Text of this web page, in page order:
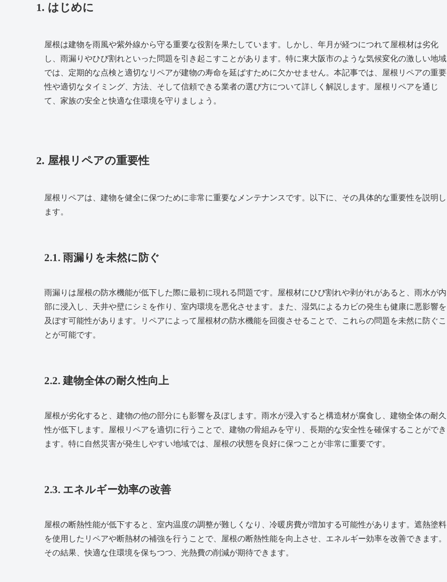
1. はじめに
屋根は建物を雨風や紫外線から守る重要な役割を果たしています。しかし、年月が経つにつれて屋根材は劣化
し、雨漏りやひび割れといった問題を引き起こすことがあります。特に東大阪市のような気候変化の激しい地域
では、定期的な点検と適切なリペアが建物の寿命を延ばすために欠かせません。本記事では、屋根リペアの重要
性や適切なタイミング、方法、そして信頼できる業者の選び方について詳しく解説します。屋根リペアを通じ
て、家族の安全と快適な住環境を守りましょう。
2. 屋根リペアの重要性
屋根リペアは、建物を健全に保つために非常に重要なメンテナンスです。以下に、その具体的な重要性を説明し
ます。
2.1. 雨漏りを未然に防ぐ
雨漏りは屋根の防水機能が低下した際に最初に現れる問題です。屋根材にひび割れや剥がれがあると、雨水が内
部に浸入し、天井や壁にシミを作り、室内環境を悪化させます。また、湿気によるカビの発生も健康に悪影響を
及ぼす可能性があります。リペアによって屋根材の防水機能を回復させることで、これらの問題を未然に防ぐこ
とが可能です。
2.2. 建物全体の耐久性向上
屋根が劣化すると、建物の他の部分にも影響を及ぼします。雨水が浸入すると構造材が腐食し、建物全体の耐久
性が低下します。屋根リペアを適切に行うことで、建物の骨組みを守り、長期的な安全性を確保することができ
ます。特に自然災害が発生しやすい地域では、屋根の状態を良好に保つことが非常に重要です。
2.3. エネルギー効率の改善
屋根の断熱性能が低下すると、室内温度の調整が難しくなり、冷暖房費が増加する可能性があります。遮熱塗料
を使用したリペアや断熱材の補強を行うことで、屋根の断熱性能を向上させ、エネルギー効率を改善できます。
その結果、快適な住環境を保ちつつ、光熱費の削減が期待できます。